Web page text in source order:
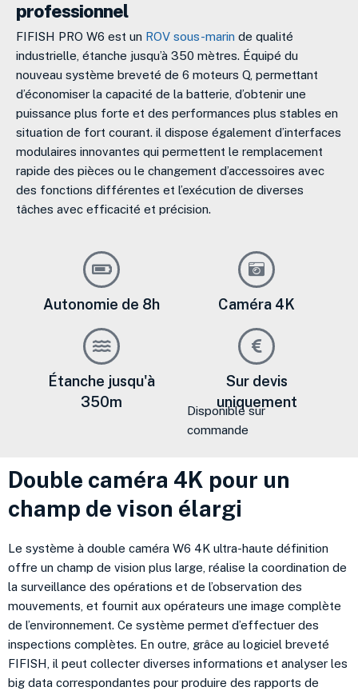
professionnel
FIFISH PRO W6 est un ROV sous-marin de qualité
industrielle, étanche jusqu’à 350 mètres. Équipé du
nouveau système breveté de 6 moteurs Q, permettant
d’économiser la capacité de la batterie, d’obtenir une
puissance plus forte et des performances plus stables en
situation de fort courant. il dispose également d’interfaces
modulaires innovantes qui permettent le remplacement
rapide des pièces ou le changement d’accessoires avec
des fonctions différentes et l’exécution de diverses
tâches avec efficacité et précision.
Autonomie de 8h
Étanche jusqu'à
350m
Caméra 4K
Sur devis
uniquement
Disponible sur
commande
Double caméra 4K pour un
champ de vison élargi
Le système à double caméra W6 4K ultra-haute définition
offre un champ de vision plus large, réalise la coordination de
la surveillance des opérations et de l’observation des
mouvements, et fournit aux opérateurs une image complète
de l’environnement. Ce système permet d’effectuer des
inspections complètes. En outre, grâce au logiciel breveté
FIFISH, il peut collecter diverses informations et analyser les
big data correspondantes pour produire des rapports de